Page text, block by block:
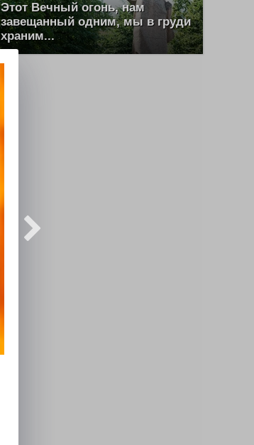
Этот Вечный огонь, нам
завещанный одним, мы в груди
храним...